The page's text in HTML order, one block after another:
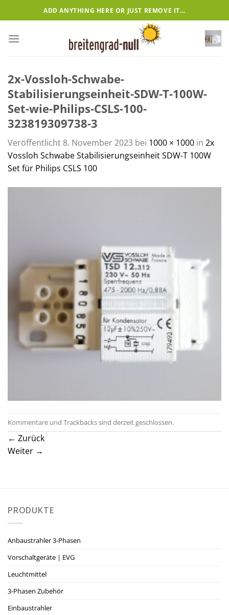
Inhalt
ADD ANYTHING HERE OR JUST REMOVE IT...
2x-Vossloh-Schwabe-
Stabilisierungseinheit-SDW-T-100W-
Set-wie-Philips-CSLS-100-
323819309738-3
Veröffentlicht 8. November 2023 bei 1000 × 1000 in 2x
Vossloh Schwabe Stabilisierungseinheit SDW-T 100W
Set für Philips CSLS 100
Kommentare und Trackbacks sind derzeit geschlossen.
← Zurück
Weiter →
PRODUKTE
Anbaustrahler 3-Phasen
Vorschaltgeräte | EVG
Leuchtmittel
3-Phasen Zubehör
Einbaustrahler